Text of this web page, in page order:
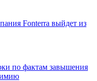
Fonterra выйдет из
по фактам завышения